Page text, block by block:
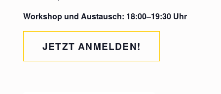
Workshop und Austausch: 18:00–19:30 Uhr
JETZT ANMELDEN!